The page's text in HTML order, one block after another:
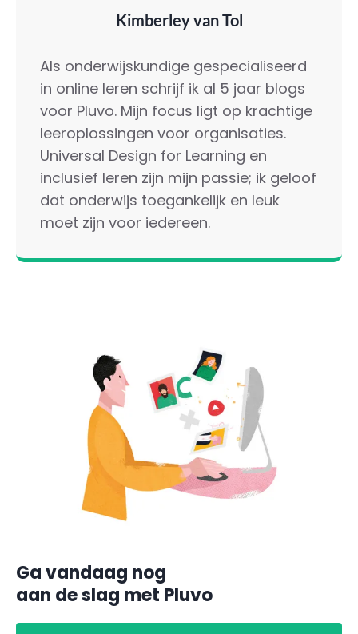
Kimberley van Tol
Als onderwijskundige gespecialiseerd
in online leren schrijf ik al 5 jaar blogs
voor Pluvo. Mijn focus ligt op krachtige
leeroplossingen voor organisaties.
Universal Design for Learning en
inclusief leren zijn mijn passie; ik geloof
dat onderwijs toegankelijk en leuk
moet zijn voor iedereen.
Ga vandaag nog
aan de slag met Pluvo